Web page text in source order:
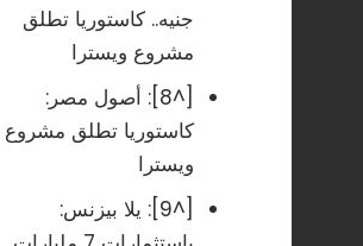
جنيه.. كاستوريا تطلق
مشروع ويسترا
[^8]:
أصول مصر:
كاستوريا تطلق مشروع
ويسترا
[^9]:
يلا بيزنس: